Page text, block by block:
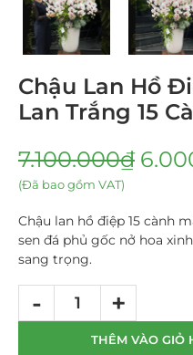
Chậu Lan Hồ
Lan Trắng 15
7.100.000₫
(Đã bao gồm VAT)
Chậu lan hồ điệp 15 cành
sen đá phủ gốc nở hoa
sang trọng.
THÊM VÀO GIỎ